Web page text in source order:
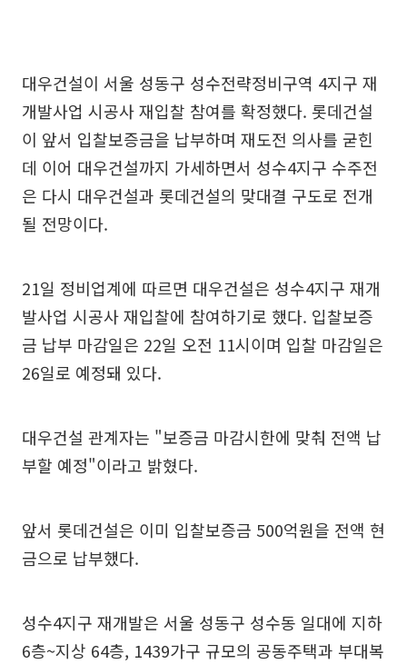
대우건설이 서울 성동구 성수전략정비구역 4지구 재
개발사업 시공사 재입찰 참여를 확정했다. 롯데건설
이 앞서 입찰보증금을 납부하며 재도전 의사를 굳힌
데 이어 대우건설까지 가세하면서 성수4지구 수주전
은 다시 대우건설과 롯데건설의 맞대결 구도로 전개
될 전망이다.
21일 정비업계에 따르면 대우건설은 성수4지구 재개
발사업 시공사 재입찰에 참여하기로 했다. 입찰보증
금 납부 마감일은 22일 오전 11시이며 입찰 마감일은
26일로 예정돼 있다.
대우건설 관계자는 "보증금 마감시한에 맞춰 전액 납
부할 예정"이라고 밝혔다.
앞서 롯데건설은 이미 입찰보증금 500억원을 전액 현
금으로 납부했다.
성수4지구 재개발은 서울 성동구 성수동 일대에 지하
6층~지상 64층, 1439가구 규모의 공동주택과 부대복